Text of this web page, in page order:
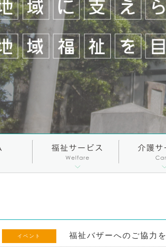
イベント 福祉バザーへのご協力